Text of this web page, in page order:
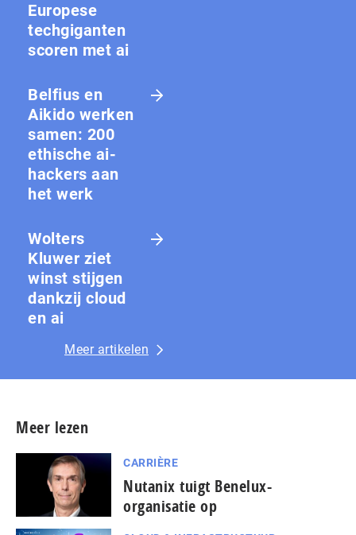
Europese
techgiganten
scoren met ai
Belfius en
Aikido werken
samen: 200
ethische ai-
hackers aan
het werk
Wolters
Kluwer ziet
winst stijgen
dankzij cloud
en ai
Meer artikelen
Meer lezen
CARRIÈRE
Nutanix tuigt Benelux-
organisatie op